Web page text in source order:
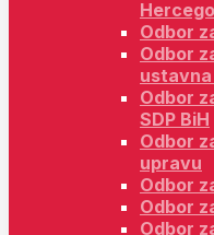
Odbor
Odbor
Odbor
SDP BiH
Odbor
upravu
Odbor
Odbor
Odbor